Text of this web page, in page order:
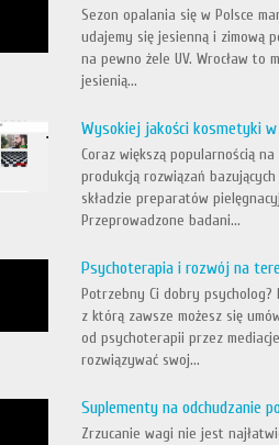
Sezon opalania się w Polsce
udajemy się jesienną i zimową
na pewno żele UV. Wrocław
jesienią...
Wysokiej jakości kosmetyki w
Coraz większą popularnością
produkcją rozwiązań
składzie preparatów
Przeprowadzone badani...
Psychoterapia i rozwój na
Potrzebny Ci dobry psycholog?
z którą zawsze możesz się
od psychoterapii przez
rozwiązywać swoj...
Suplementy na odchudzanie
Zrzucanie wagi nie jest